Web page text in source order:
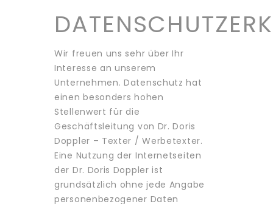
Wir freuen uns sehr über Ihr
Interesse an unserem
Unternehmen. Datenschutz hat
einen besonders hohen
Stellenwert für die
Geschäftsleitung von Dr. Doris
Doppler – Texter / Werbetexter.
Eine Nutzung der Internetseiten
der Dr. Doris Doppler ist
grundsätzlich ohne jede Angabe
personenbezogener Daten